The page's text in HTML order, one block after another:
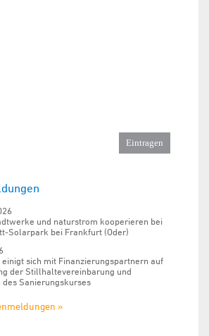
und naturstrom kooperieren bei
Solarpark bei Frankfurt (Oder)
einigt sich mit Finanzierungspartnern auf
der Stillhaltevereinbarung und
des Sanierungskurses
»